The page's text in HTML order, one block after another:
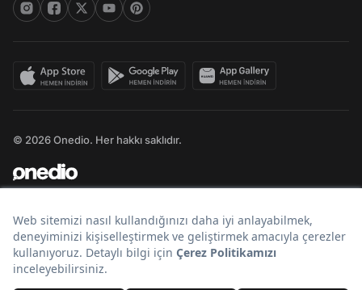
© 2026 Onedio. Her hakkı saklıdır.
Bir markasıdır.